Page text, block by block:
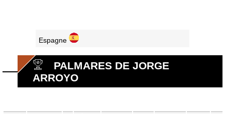
Espagne
PALMARES DE JORGE
ARROYO